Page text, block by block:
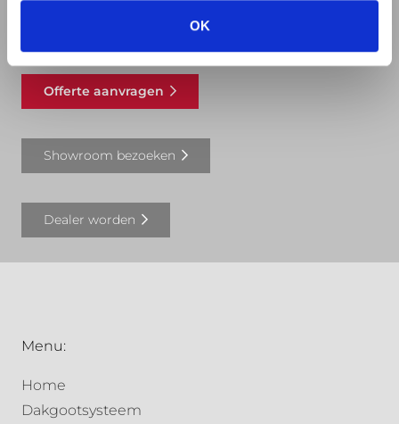
OK
Offerte aanvragen
Showroom bezoeken
Dealer worden
Menu:
Home
Dakgootsysteem